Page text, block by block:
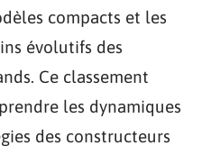
compacts et les
évolutifs des
Ce classement
les dynamiques
des constructeurs